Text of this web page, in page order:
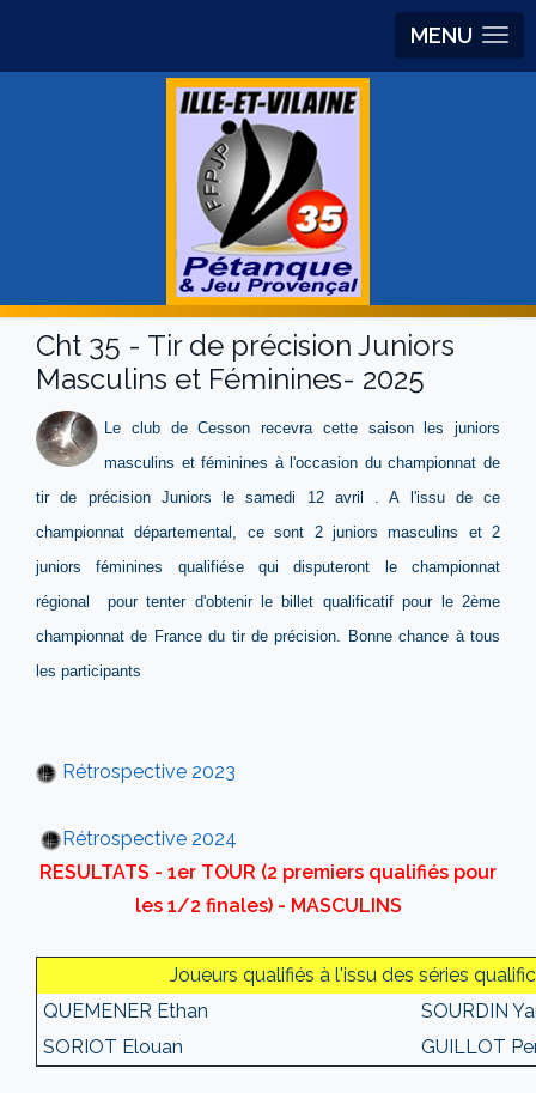
MENU
Cht 35 - Tir de précision Juniors
Masculins et Féminines- 2025
Le club de Cesson recevra cette saison les juniors
masculins et féminines à l'occasion du championnat de
tir de précision Juniors le samedi 12 avril . A l'issu de ce
championnat départemental, ce sont 2 juniors masculins et 2
juniors féminines qualifiése qui disputeront le championnat
régional pour tenter d'obtenir le billet qualificatif pour le 2ème
championnat de France du tir de précision. Bonne chance à tous
les participants
Rétrospective 2023
Rétrospective 2024
RESULTATS - 1er TOUR (2 premiers qualifiés pour
les 1/2 finales) - MASCULINS
Joueurs qualifiés à l'issu des séries
QUEMENER Ethan
SOURDIN
SORIOT Elouan
GUILLOT